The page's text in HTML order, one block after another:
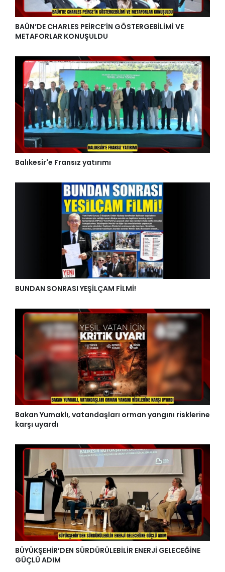
BAÜN’DE CHARLES PEİRCE’İN GÖSTERGEBİLİMİ VE
METAFORLAR KONUŞULDU
Balıkesir'e Fransız yatırımı
BUNDAN SONRASI YEŞİLÇAM FİLMİ!
Bakan Yumaklı, vatandaşları orman yangını risklerine
karşı uyardı
BÜYÜKŞEHİR’DEN SÜRDÜRÜLEBİLİR ENERJİ GELECEĞİNE
GÜÇLÜ ADIM